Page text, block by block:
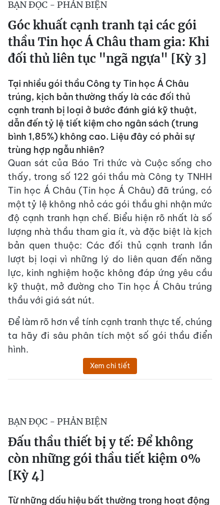
BẠN ĐỌC - PHẢN BIỆN
Góc khuất cạnh tranh tại các gói
thầu Tin học Á Châu tham gia: Khi
đối thủ liên tục "ngã ngựa" [Kỳ 3]
Tại nhiều gói thầu Công ty Tin học Á Châu
trúng, kịch bản thường thấy là các đối thủ
cạnh tranh bị loại ở bước đánh giá kỹ thuật,
dẫn đến tỷ lệ tiết kiệm cho ngân sách (trung
bình 1,85%) không cao. Liệu đây có phải sự
trùng hợp ngẫu nhiên?
Quan sát của Báo Tri thức và Cuộc sống cho
thấy, trong số 122 gói thầu mà Công ty TNHH
Tin học Á Châu (Tin học Á Châu) đã trúng, có
một tỷ lệ không nhỏ các gói thầu ghi nhận mức
độ cạnh tranh hạn chế. Biểu hiện rõ nhất là số
lượng nhà thầu tham gia ít, và đặc biệt là kịch
bản quen thuộc: Các đối thủ cạnh tranh lần
lượt bị loại vì những lý do liên quan đến năng
lực, kinh nghiệm hoặc không đáp ứng yêu cầu
kỹ thuật, mở đường cho Tin học Á Châu trúng
thầu với giá sát nút.
Để làm rõ hơn về tính cạnh tranh thực tế, chúng
ta hãy đi sâu phân tích một số gói thầu điển
hình.
Xem chi tiết
BẠN ĐỌC - PHẢN BIỆN
Đấu thầu thiết bị y tế: Để không
còn những gói thầu tiết kiệm 0%
[Kỳ 4]
Từ những dấu hiệu bất thường trong hoạt động